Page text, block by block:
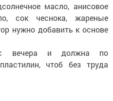
масло, анисовое
сок чеснока, жареные
нужно добавить к основе
с вечера и должна по
чтоб без труда